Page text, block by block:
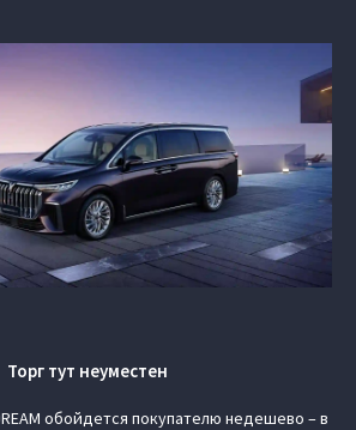
Торг тут неуместен
обойдется покупателю недешево – в